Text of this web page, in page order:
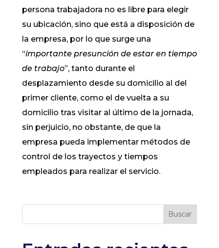
persona trabajadora no es libre para elegir
su ubicación, sino que está a disposición de
la empresa, por lo que surge una
“importante presunción de estar en tiempo
de trabajo”, tanto durante el
desplazamiento desde su domicilio al del
primer cliente, como el de vuelta a su
domicilio tras visitar al último de la jornada,
sin perjuicio, no obstante, de que la
empresa pueda implementar métodos de
control de los trayectos y tiempos
empleados para realizar el servicio.
Buscar